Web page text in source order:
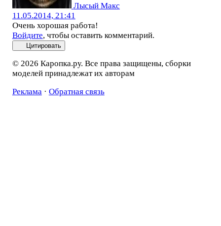
Лысый Макс
11.05.2014, 21:41
Очень хорошая работа!
Войдите, чтобы оставить комментарий.
Цитировать
© 2026 Каропка.ру. Все права защищены, сборки
моделей принадлежат их авторам
Реклама· Обратная связь